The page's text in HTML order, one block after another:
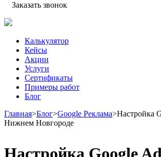
Заказать звонок
Калькулятор
Кейсы
Акции
Услуги
Сертификаты
Примеры работ
Блог
Главная>Блог>Google Реклама>Настройка
Нижнем Новгороде